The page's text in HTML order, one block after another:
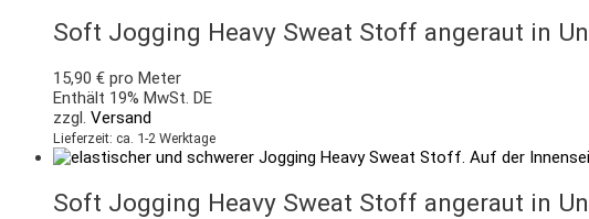
Soft Jogging Heavy Sweat Stoff angeraut in
15,90 € pro Meter
Enthält 19% MwSt. DE
zzgl. Versand
Lieferzeit: ca. 1-2 Werktage
Soft Jogging Heavy Sweat Stoff angeraut in